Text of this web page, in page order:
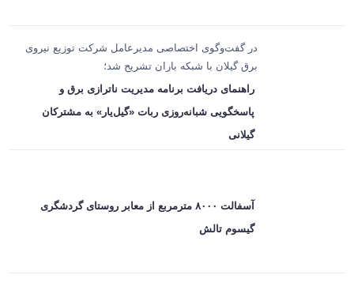
در گفت‌وگوی اختصاصی مدیرعامل شرکت توزیع نیروی
برق گیلان با شبکه باران تشریح شد؛
راهنمای دریافت برنامه مدیریت ناترازی برق و
پاسخگویی شبانه‌روزی ربات «گیل‌یار» به مشترکان
گیلانی
آسفالت ۸۰۰۰ مترمربع از معابر روستای گردشگری
گیسوم تالش